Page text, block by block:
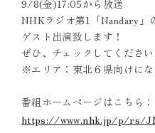
9/8(金)17:05から放送
NHKラジオ第1「Nandary」
ゲスト出演致します！
ぜひ、チェックしてください
※エリア：東北６県向けにな
番組ホームページはこちら：
https://www.nhk.jp/p/rs/